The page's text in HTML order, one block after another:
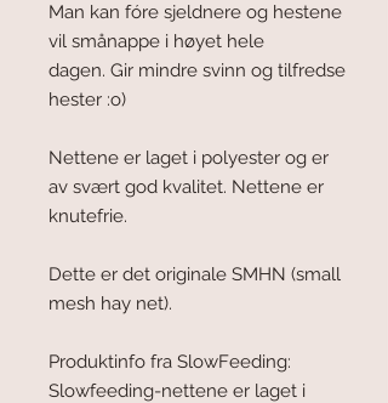
Man kan fóre sjeldnere og hestene
vil smånappe i høyet hele
dagen. Gir mindre svinn og tilfredse
hester :o)
Nettene er laget i polyester og er
av svært god kvalitet. Nettene er
knutefrie.
Dette er det originale SMHN (small
mesh hay net).
Produktinfo fra SlowFeeding:
Slowfeeding-nettene er laget i